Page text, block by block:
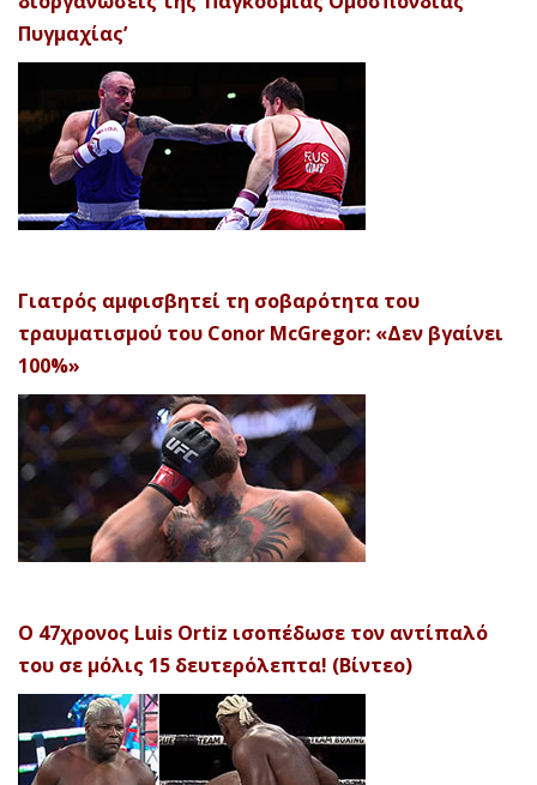
Πυγμαχίας’
Γιατρός αμφισβητεί τη σοβαρότητα του
τραυματισμού του Conor McGregor: «Δεν βγαίνει
100%»
Ο 47χρονος Luis Ortiz ισοπέδωσε τον αντίπαλό
του σε μόλις 15 δευτερόλεπτα! (Βίντεο)